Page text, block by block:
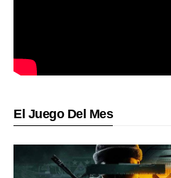
El Juego Del Mes